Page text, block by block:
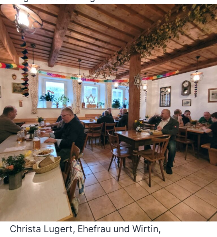
Christa Lugert, Ehefrau und Wirtin,